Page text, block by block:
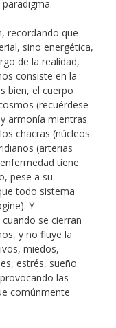
recordando que
sino energética,
de la realidad,
consiste en la
bien, el cuerpo
(recuérdese
armonía mientras
chacras (núcleos
(arterias
tiene
pese a su
todo sistema
Y
se cierran
y no fluye la
miedos,
estrés, sueño
las
comúnmente